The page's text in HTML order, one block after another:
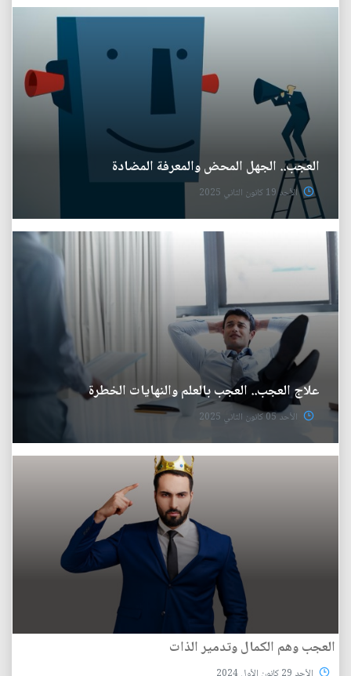
العجب.. الجهل المحض والمعرفة المضادة
الأحد 19 كانون الثاني 2025
علاج العجب.. العجب بالعلم والنهايات الخطرة
الأحد 05 كانون الثاني 2025
العجب وهم الكمال وتدمير الذات